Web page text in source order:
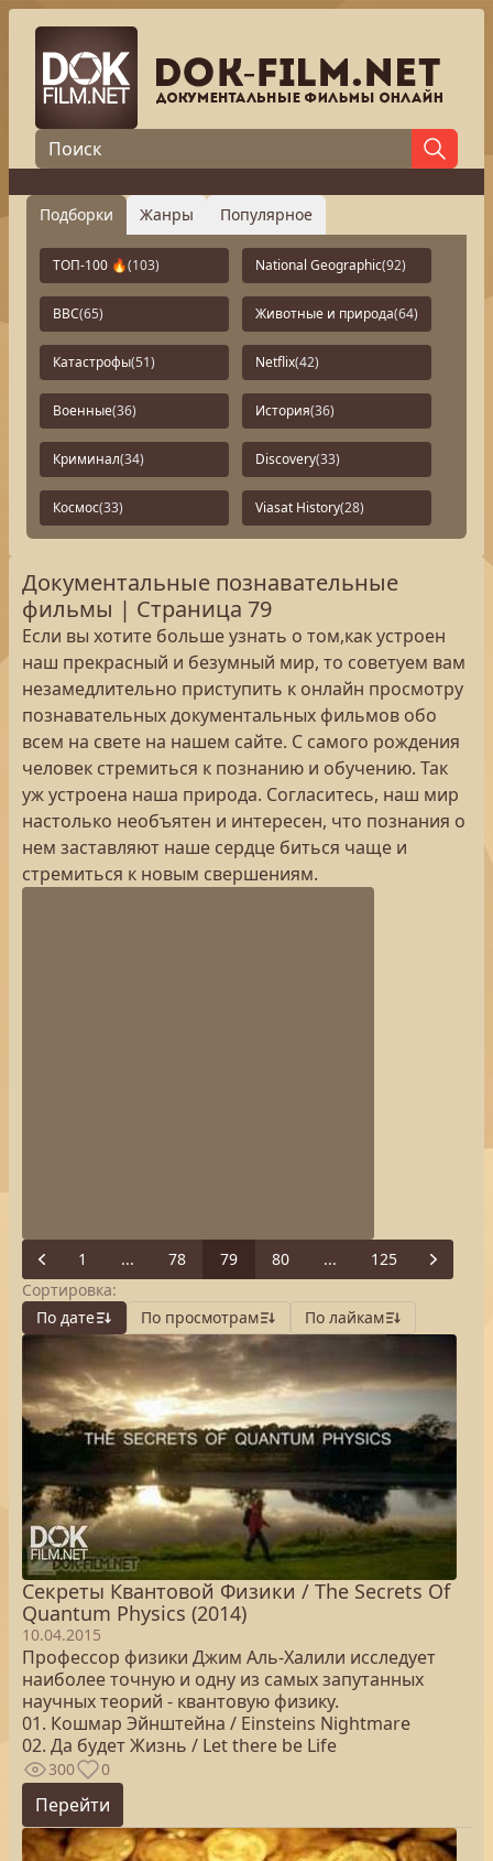
Подборки Жанры Популярное
ТОП-100 🔥(103) National Geographic(92)
BBC(65) Животные и природа(64)
Катастрофы(51) Netflix(42)
Военные(36) История(36)
Криминал(34) Discovery(33)
Космос(33) Viasat History(28)
Документальные познавательные
фильмы | Страница 79
Если вы хотите больше узнать о том,как устроен
наш прекрасный и безумный мир, то советуем вам
незамедлительно приступить к онлайн просмотру
познавательных документальных фильмов обо
всем на свете на нашем сайте. С самого рождения
человек стремиться к познанию и обучению. Так
уж устроена наша природа. Согласитесь, наш мир
настолько необъятен и интересен, что познания о
нем заставляют наше сердце биться чаще и
стремиться к новым свершениям.
Previous
1 ... 78 79 80 ... 125
Next
Сортировка:
По дате
По просмотрам По лайкам
Секреты Квантовой Физики / The Secrets Of
Quantum Physics (2014)
10.04.2015
Профессор физики Джим Аль-Халили исследует
наиболее точную и одну из самых запутанных
научных теорий - квантовую физику.
01. Кошмар Эйнштейна / Einsteins Nightmare
02. Да будет Жизнь / Let there be Life
300 0
Перейти